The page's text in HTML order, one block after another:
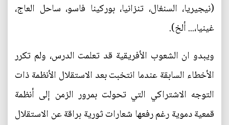
(نيجيريا، السنغال، تنزانيا، بوركينا فاسو، ساحل العاج،
غينيا،... ألخ).
ويبدو ان الشعوب الأفريقية قد تعلمت الدرس، ولم تكرر
الأخطاء السابقة عندما انتخبت بعد الاستقلال الأنظمة ذات
التوجه الاشتراكي التي تحولت بمرور الزمن إلى أنظمة
قمعية دموية رغم رفعها شعارات ثورية براقة عن الاستقلال